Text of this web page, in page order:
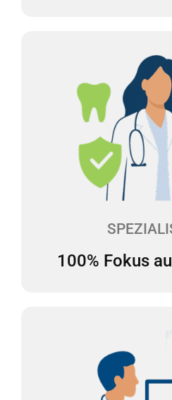
100% Fokus
100% Fokus auf
Wir haben uns auf die
Gesundheitswesens
langjährige Erfahrung in
kennen daher die
Keine